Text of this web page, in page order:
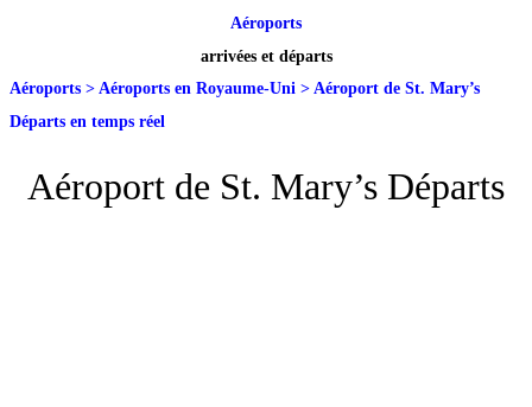
Aéroports
arrivées et départs
Aéroports > Aéroports en Royaume-Uni > Aéroport de St. Mary’s
Départs en temps réel
Aéroport de St. Mary’s Départs